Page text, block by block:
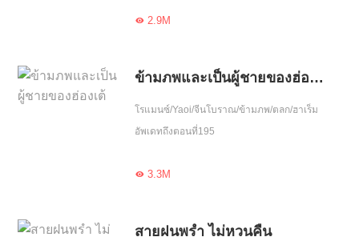
2.9M
ข้ามภพและเป็นผู้ชายของฮ่องเต้
โรแมนซ์/Yaoi/จีนโบราณ/ข้ามภพ/ตลก/ฮาเร็ม
อัพเดทถึงตอนที่195
3.3M
สายฝนพรำ ไม่หวนคืน